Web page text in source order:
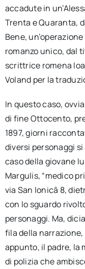
accadute in
Trenta e Quaranta,
Bene,
romanzo unico, dal
scrittrice romena
Voland per la
In questo caso,
di fine Ottocento,
1897, giorni
diversi personaggi
caso della giovane
Margulis, “medico
via San Ionicâ 8,
con lo sguardo
personaggi. Ma,
fila della
appunto, il padre, la
di polizia che